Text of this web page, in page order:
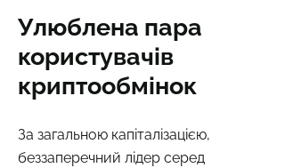
Улюблена пара
користувачів
криптообмінок
За загальною капіталізацією,
беззаперечний лідер серед